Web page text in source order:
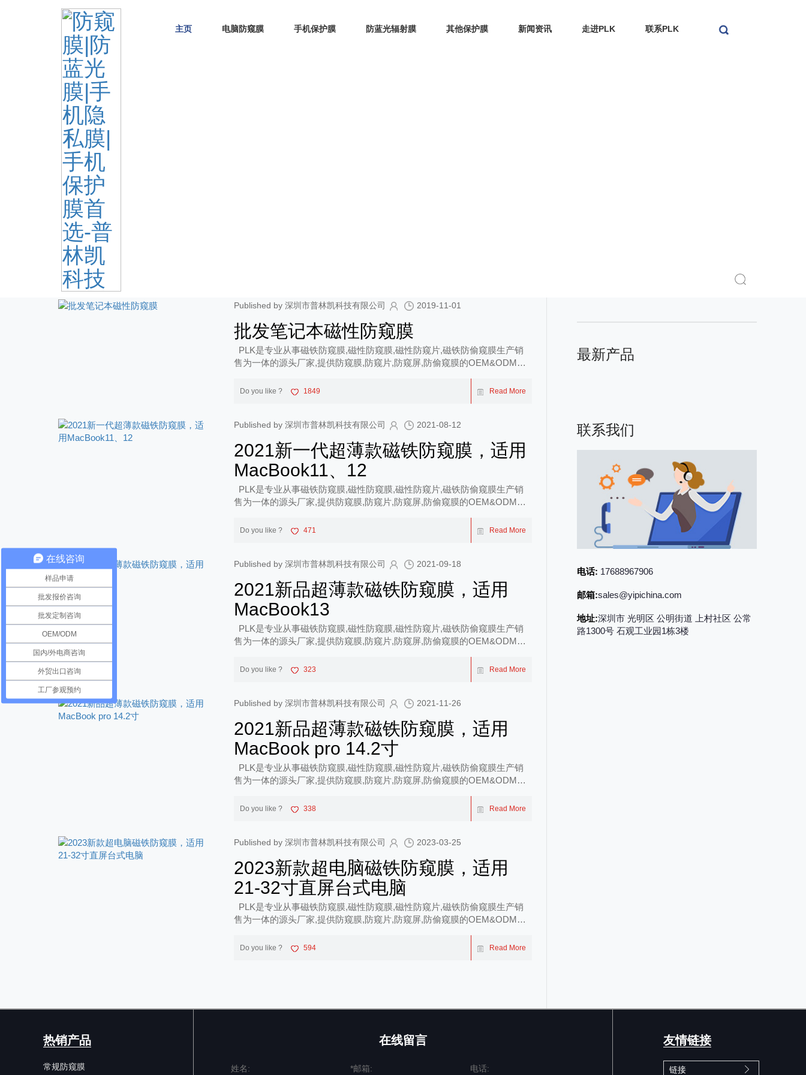
主页 电脑防窥膜 手机保护膜 防蓝光辐射膜 其他保护膜 新闻资讯 走进PLK 联系PLK
Home> TAGS > 磁铁防窥膜
The info about "磁铁防窥膜"
Published by 深圳市普林凯科技有限公司 2019-11-01
批发笔记本磁性防窥膜
PLK是专业从事磁铁防窥膜,磁性防窥膜,磁性防窥片,磁铁防偷窥膜生产销
售为一体的源头厂家,提供防窥膜,防窥片,防窥屏,防偷窥膜的OEM&ODM服
Do you like ? 1849 Read More
Published by 深圳市普林凯科技有限公司 2021-08-12
2021新一代超薄款磁铁防窥膜，适用
MacBook11、12
PLK是专业从事磁铁防窥膜,磁性防窥膜,磁性防窥片,磁铁防偷窥膜生产销
售为一体的源头厂家,提供防窥膜,防窥片,防窥屏,防偷窥膜的OEM&ODM服
Do you like ? 471 Read More
Published by 深圳市普林凯科技有限公司 2021-09-18
2021新品超薄款磁铁防窥膜，适用
MacBook13
PLK是专业从事磁铁防窥膜,磁性防窥膜,磁性防窥片,磁铁防偷窥膜生产销
售为一体的源头厂家,提供防窥膜,防窥片,防窥屏,防偷窥膜的OEM&ODM服
Do you like ? 323 Read More
Published by 深圳市普林凯科技有限公司 2021-11-26
2021新品超薄款磁铁防窥膜，适用
MacBook pro 14.2寸
PLK是专业从事磁铁防窥膜,磁性防窥膜,磁性防窥片,磁铁防偷窥膜生产销
售为一体的源头厂家,提供防窥膜,防窥片,防窥屏,防偷窥膜的OEM&ODM服
Do you like ? 338 Read More
Published by 深圳市普林凯科技有限公司 2023-03-25
2023新款超电脑磁铁防窥膜，适用
21-32寸直屏台式电脑
PLK是专业从事磁铁防窥膜,磁性防窥膜,磁性防窥片,磁铁防偷窥膜生产销
售为一体的源头厂家,提供防窥膜,防窥片,防窥屏,防偷窥膜的OEM&ODM服
Do you like ? 594 Read More
最新产品
联系我们
电话: 17688967906
邮箱:sales@yipichina.com
地址:深圳市 光明区 公明街道 上村社区 公常
路1300号 石观工业园1栋3楼
热销产品
常规防窥膜
在线留言 友情链接
链接
在线咨询
样品申请
批发报价咨询
批发定制咨询
OEM/ODM
国内/外电商咨询
外贸出口咨询
工厂参观预约